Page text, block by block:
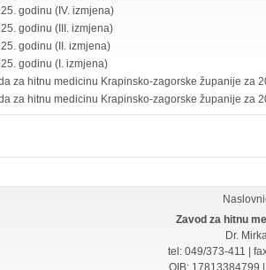
godinu (IV. izmjena)
godinu (III. izmjena)
godinu (II. izmjena)
godinu (I. izmjena)
za hitnu medicinu Krapinsko-zagorske županije za
za hitnu medicinu Krapinsko-zagorske županije za
Zavod za hitnu
Dr.
tel: 049/373-411 |
OIB: 17813384799